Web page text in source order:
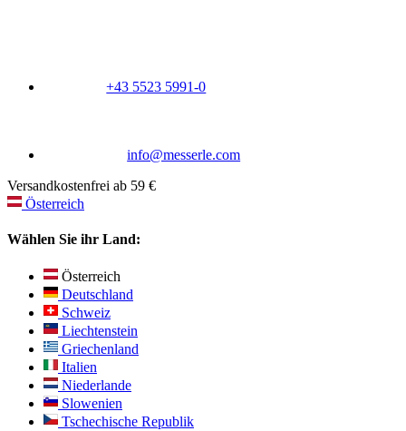
+43 5523 5991-0
info@messerle.com
Versandkostenfrei ab 59 €
Österreich
Wählen Sie ihr Land:
Österreich
Deutschland
Schweiz
Liechtenstein
Griechenland
Italien
Niederlande
Slowenien
Tschechische Republik